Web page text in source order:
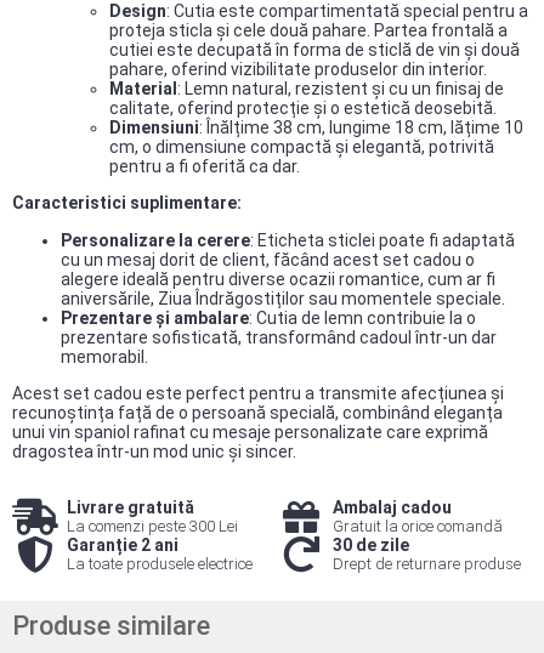
Design: Cutia este compartimentată special pentru a
proteja sticla și cele două pahare. Partea frontală a
cutiei este decupată în forma de sticlă de vin și două
pahare, oferind vizibilitate produselor din interior.
Material : Lemn natural, rezistent și cu un finisaj de
calitate, oferind protecție și o estetică deosebită.
Dimensiuni: Înălțime 38 cm, lungime 18 cm, lățime 10
cm, o dimensiune compactă și elegantă, potrivită
pentru a fi oferită ca dar.
Caracteristici suplimentare:
Personalizare la cerere: Eticheta sticlei poate fi adaptată
cu un mesaj dorit de client, făcând acest set cadou o
alegere ideală pentru diverse ocazii romantice, cum ar fi
aniversările, Ziua Îndrăgostiților sau momentele speciale.
Prezentare și ambalare: Cutia de lemn contribuie la o
prezentare sofisticată, transformând cadoul într-un dar
memorabil.
Acest set cadou este perfect pentru a transmite afecțiunea și
recunoștința față de o persoană specială, combinând eleganța
unui vin spaniol rafinat cu mesaje personalizate care exprimă
dragostea într-un mod unic și sincer.
Livrare gratuită
La comenzi peste 300 Lei
Ambalaj cadou
Gratuit la orice comandă
Garanție 2 ani
La toate produsele electrice
30 de zile
Drept de returnare produse
Produse similare